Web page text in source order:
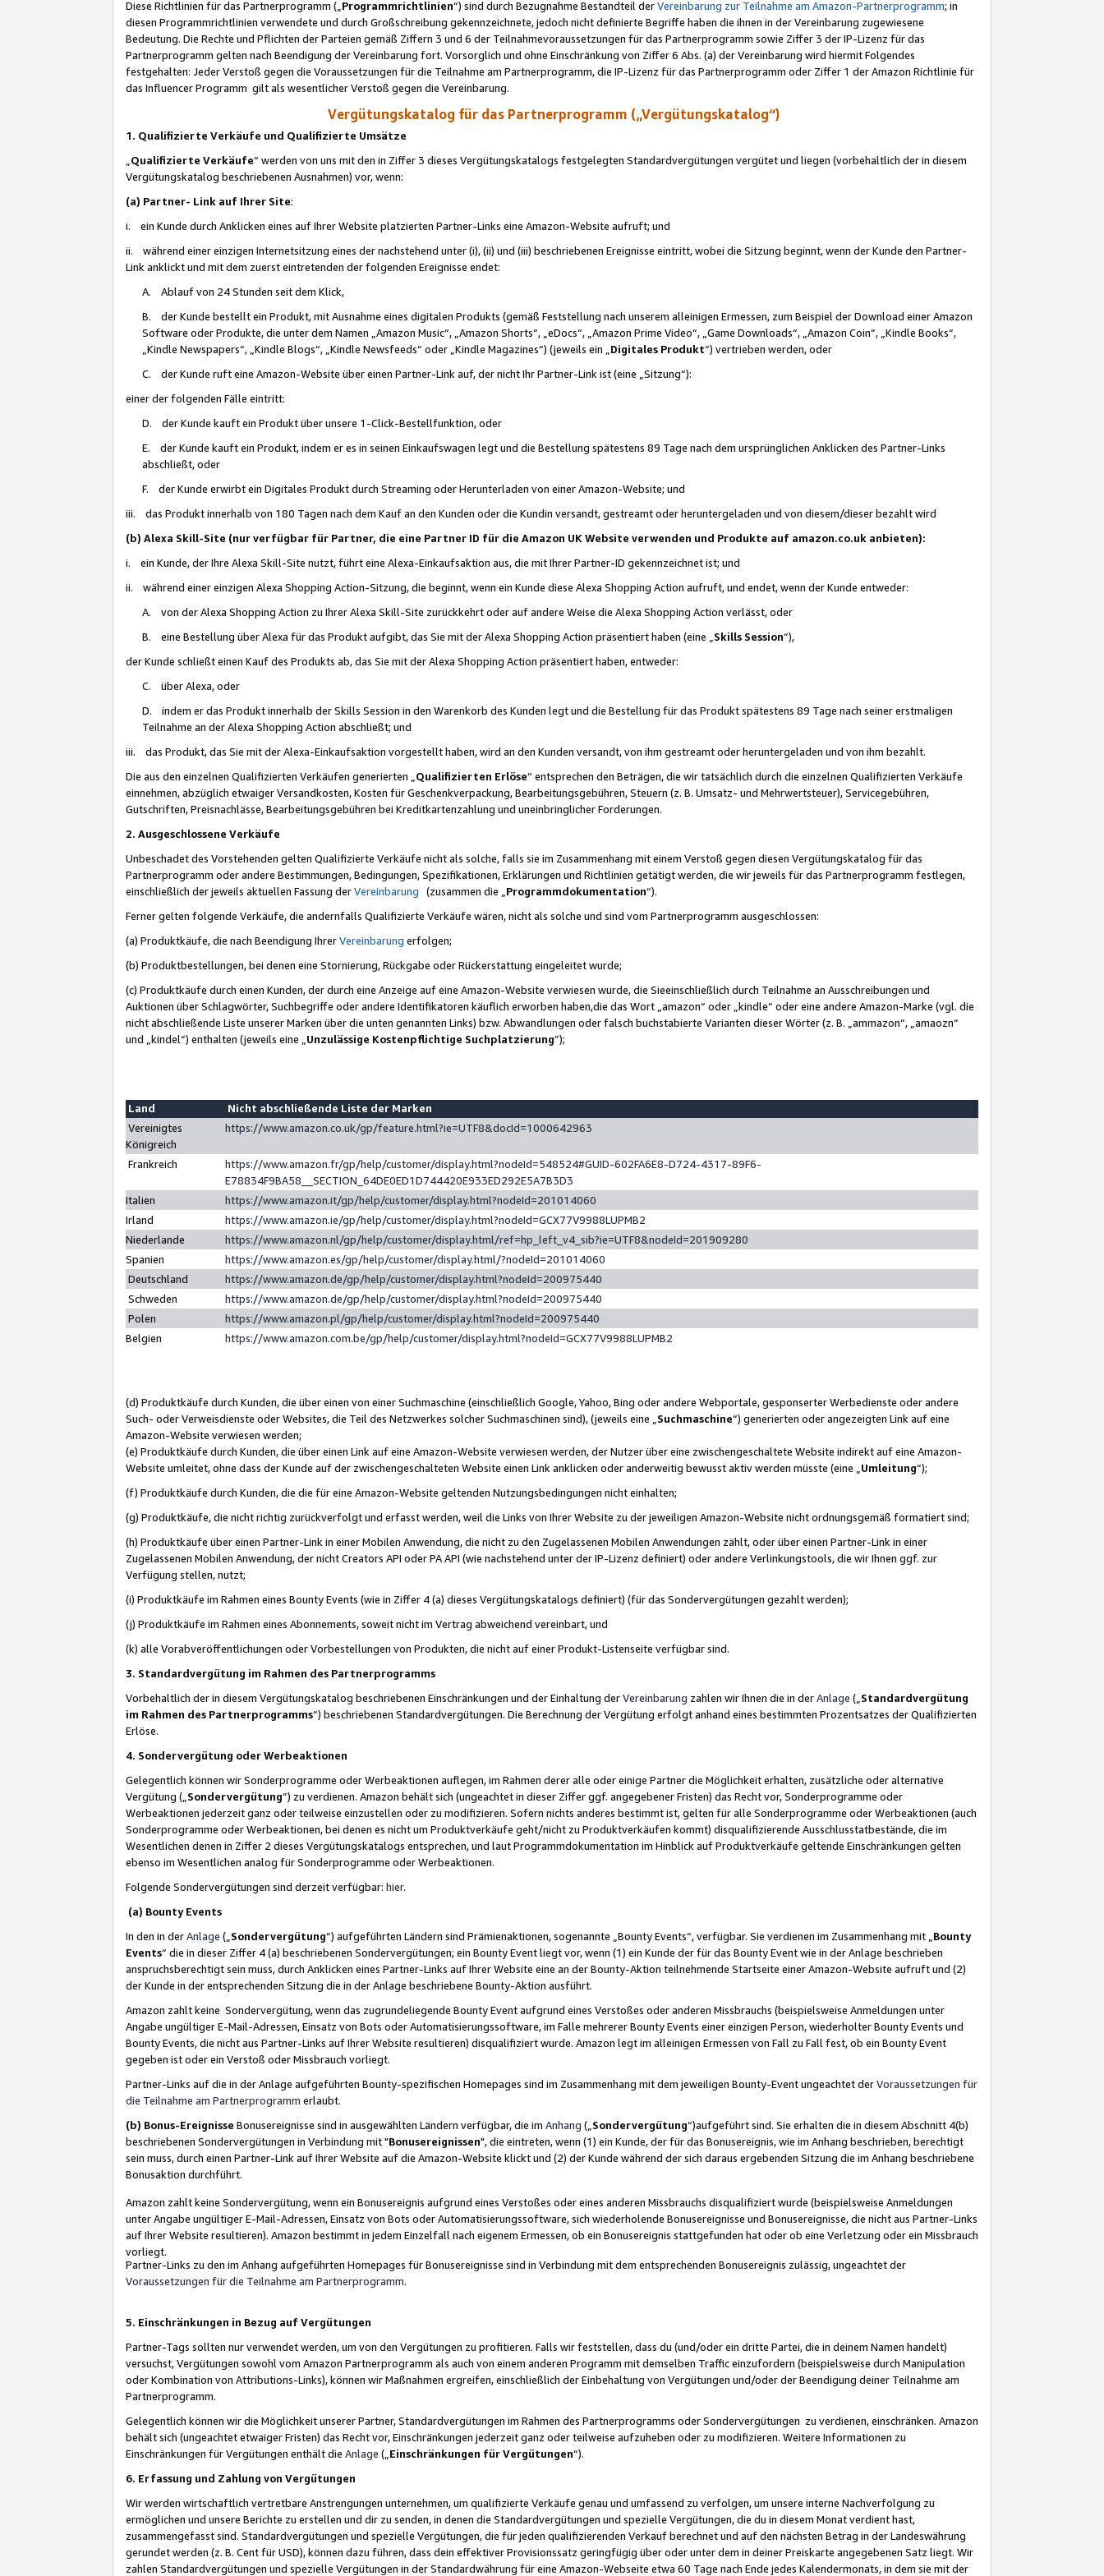
Diese Richtlinien für das Partnerprogramm („Programmrichtlinien“) sind durch Bezugnahme Bestandteil derVereinbarung zur Teilnahme am Amazon-Partnerprogramm; in
diesen Programmrichtlinien verwendete und durch Großschreibung gekennzeichnete, jedoch nicht definierte Begriffe haben die ihnen in der Vereinbarung zugewiesene
Bedeutung. Die Rechte und Pflichten der Parteien gemäß Ziffern 3 und 6 der Teilnahmevoraussetzungen für das Partnerprogramm sowie Ziffer 3 der IP-Lizenz für das
Partnerprogramm gelten nach Beendigung der Vereinbarung fort. Vorsorglich und ohne Einschränkung von Ziffer 6 Abs. (a) der Vereinbarung wird hiermit Folgendes
festgehalten: Jeder Verstoß gegen die Voraussetzungen für die Teilnahme am Partnerprogramm, die IP-Lizenz für das Partnerprogramm oder Ziffer 1 der Amazon Richtlinie für
das Influencer Programm gilt als wesentlicher Verstoß gegen die Vereinbarung.
Vergütungskatalog für das Partnerprogramm („Vergütungskatalog“)
1. Qualifizierte Verkäufe und Qualifizierte Umsätze
Qualifizierte Verkäufe“ werden von uns mit den in Ziffer 3 dieses Vergütungskatalogs festgelegten Standardvergütungen vergütet und liegen (vorbehaltlich der in diesem
Vergütungskatalog beschriebenen Ausnahmen) vor, wenn:
(a) Partner- Link auf Ihrer Site:
i. ein Kunde durch Anklicken eines auf Ihrer Website platzierten Partner-Links eine Amazon-Website aufruft; und
ii. während einer einzigen Internetsitzung eines der nachstehend unter (i), (ii) und (iii) beschriebenen Ereignisse eintritt, wobei die Sitzung beginnt, wenn der Kunde den Partner-
Link anklickt und mit dem zuerst eintretenden der folgenden Ereignisse endet:
A. Ablauf von 24 Stunden seit dem Klick,
B. der Kunde bestellt ein Produkt, mit Ausnahme eines digitalen Produkts (gemäß Feststellung nach unserem alleinigen Ermessen, zum Beispiel der Download einer Amazon
Software oder Produkte, die unter dem Namen „Amazon Music“, „Amazon Shorts“, „eDocs“, „Amazon Prime Video“, „Game Downloads“, „Amazon Coin“, „Kindle Books“,
„Kindle Newspapers“, „Kindle Blogs“, „Kindle Newsfeeds“ oder „Kindle Magazines“) (jeweils ein „ Digitales Produkt“) vertrieben werden, oder
C. der Kunde ruft eine Amazon-Website über einen Partner-Link auf, der nicht Ihr Partner-Link ist (eine „Sitzung“):
einer der folgenden Fälle eintritt:
D. der Kunde kauft ein Produkt über unsere 1-Click-Bestellfunktion, oder
E. der Kunde kauft ein Produkt, indem er es in seinen Einkaufswagen legt und die Bestellung spätestens 89 Tage nach dem ursprünglichen Anklicken des Partner-Links
abschließt, oder
F. der Kunde erwirbt ein Digitales Produkt durch Streaming oder Herunterladen von einer Amazon-Website; und
iii. das Produkt innerhalb von 180 Tagen nach dem Kauf an den Kunden oder die Kundin versandt, gestreamt oder heruntergeladen und von diesem/dieser bezahlt wird
(b) Alexa Skill-Site (nur verfügbar für Partner, die eine Partner ID für die Amazon UK Website verwenden und Produkte auf amazon.co.uk anbieten):
i. ein Kunde, der Ihre Alexa Skill-Site nutzt, führt eine Alexa-Einkaufsaktion aus, die mit Ihrer Partner-ID gekennzeichnet ist; und
ii. während einer einzigen Alexa Shopping Action-Sitzung, die beginnt, wenn ein Kunde diese Alexa Shopping Action aufruft, und endet, wenn der Kunde entweder:
A. von der Alexa Shopping Action zu Ihrer Alexa Skill-Site zurückkehrt oder auf andere Weise die Alexa Shopping Action verlässt, oder
B. eine Bestellung über Alexa für das Produkt aufgibt, das Sie mit der Alexa Shopping Action präsentiert haben (eine „ Skills Session“),
der Kunde schließt einen Kauf des Produkts ab, das Sie mit der Alexa Shopping Action präsentiert haben, entweder:
C. über Alexa, oder
D. indem er das Produkt innerhalb der Skills Session in den Warenkorb des Kunden legt und die Bestellung für das Produkt spätestens 89 Tage nach seiner erstmaligen
Teilnahme an der Alexa Shopping Action abschließt; und
iii. das Produkt, das Sie mit der Alexa-Einkaufsaktion vorgestellt haben, wird an den Kunden versandt, von ihm gestreamt oder heruntergeladen und von ihm bezahlt.
Die aus den einzelnen Qualifizierten Verkäufen generierten „ Qualifizierten Erlöse“ entsprechen den Beträgen, die wir tatsächlich durch die einzelnen Qualifizierten Verkäufe
einnehmen, abzüglich etwaiger Versandkosten, Kosten für Geschenkverpackung, Bearbeitungsgebühren, Steuern (z. B. Umsatz- und Mehrwertsteuer), Servicegebühren,
Gutschriften, Preisnachlässe, Bearbeitungsgebühren bei Kreditkartenzahlung und uneinbringlicher Forderungen.
2. Ausgeschlossene Verkäufe
Unbeschadet des Vorstehenden gelten Qualifizierte Verkäufe nicht als solche, falls sie im Zusammenhang mit einem Verstoß gegen diesen Vergütungskatalog für das
Partnerprogramm oder andere Bestimmungen, Bedingungen, Spezifikationen, Erklärungen und Richtlinien getätigt werden, die wir jeweils für das Partnerprogramm festlegen,
einschließlich der jeweils aktuellen Fassung derVereinbarung (zusammen die „ Programmdokumentation“).
Ferner gelten folgende Verkäufe, die andernfalls Qualifizierte Verkäufe wären, nicht als solche und sind vom Partnerprogramm ausgeschlossen:
(a) Produktkäufe, die nach Beendigung IhrerVereinbarung erfolgen;
(b) Produktbestellungen, bei denen eine Stornierung, Rückgabe oder Rückerstattung eingeleitet wurde;
(c) Produktkäufe durch einen Kunden, der durch eine Anzeige auf eine Amazon-Website verwiesen wurde, die Sieeinschließlich durch Teilnahme an Ausschreibungen und
Auktionen über Schlagwörter, Suchbegriffe oder andere Identifikatoren käuflich erworben haben,die das Wort „amazon“ oder „kindle“ oder eine andere Amazon-Marke (vgl. die
nicht abschließende Liste unserer Marken über die unten genannten Links) bzw. Abwandlungen oder falsch buchstabierte Varianten dieser Wörter (z. B. „ammazon“, „amaozn“
und „kindel“) enthalten (jeweils eine „ Unzulässige Kostenpflichtige Suchplatzierung”);
Land
Nicht abschließende Liste der Marken
Vereinigtes
Königreich
https://www.amazon.co.uk/gp/feature.html?ie=UTF8&docId=1000642963
Frankreich
https://www.amazon.fr/gp/help/customer/display.html?nodeId=548524#GUID-602FA6E8-D724-4317-89F6-
E78834F9BA58__SECTION_64DE0ED1D744420E933ED292E5A7B3D3
Italien
https://www.amazon.it/gp/help/customer/display.html?nodeId=201014060
Irland
https://www.amazon.ie/gp/help/customer/display.html?nodeId=GCX77V9988LUPMB2
Niederlande
https://www.amazon.nl/gp/help/customer/display.html/ref=hp_left_v4_sib?ie=UTF8&nodeId=201909280
Spanien
https://www.amazon.es/gp/help/customer/display.html/?nodeId=201014060
Deutschland
https://www.amazon.de/gp/help/customer/display.html?nodeId=200975440
Schweden
https://www.amazon.de/gp/help/customer/display.html?nodeId=200975440
Polen
https://www.amazon.pl/gp/help/customer/display.html?nodeId=200975440
Belgien
https://www.amazon.com.be/gp/help/customer/display.html?nodeId=GCX77V9988LUPMB2
(d) Produktkäufe durch Kunden, die über einen von einer Suchmaschine (einschließlich Google, Yahoo, Bing oder andere Webportale, gesponserter Werbedienste oder andere
Such- oder Verweisdienste oder Websites, die Teil des Netzwerkes solcher Suchmaschinen sind), (jeweils eine „ Suchmaschine“) generierten oder angezeigten Link auf eine
Amazon-Website verwiesen werden;
(e) Produktkäufe durch Kunden, die über einen Link auf eine Amazon-Website verwiesen werden, der Nutzer über eine zwischengeschaltete Website indirekt auf eine Amazon-
Website umleitet, ohne dass der Kunde auf der zwischengeschalteten Website einen Link anklicken oder anderweitig bewusst aktiv werden müsste (eine „ Umleitung“);
(f) Produktkäufe durch Kunden, die die für eine Amazon-Website geltenden Nutzungsbedingungen nicht einhalten;
(g) Produktkäufe, die nicht richtig zurückverfolgt und erfasst werden, weil die Links von Ihrer Website zu der jeweiligen Amazon-Website nicht ordnungsgemäß formatiert sind;
(h) Produktkäufe über einen Partner-Link in einer Mobilen Anwendung, die nicht zu den Zugelassenen Mobilen Anwendungen zählt, oder über einen Partner-Link in einer
Zugelassenen Mobilen Anwendung, der nicht Creators API oder PA API (wie nachstehend unter der IP-Lizenz definiert) oder andere Verlinkungstools, die wir Ihnen ggf. zur
Verfügung stellen, nutzt;
(i) Produktkäufe im Rahmen eines Bounty Events (wie in Ziffer 4 (a) dieses Vergütungskatalogs definiert) (für das Sondervergütungen gezahlt werden);
(j) Produktkäufe im Rahmen eines Abonnements, soweit nicht im Vertrag abweichend vereinbart, und
(k) alle Vorabveröffentlichungen oder Vorbestellungen von Produkten, die nicht auf einer Produkt-Listenseite verfügbar sind.
3. Standardvergütung im Rahmen des Partnerprogramms
Vorbehaltlich der in diesem Vergütungskatalog beschriebenen Einschränkungen und der Einhaltung derVereinbarung zahlen wir Ihnen die in derAnlage („ Standardvergütung
im Rahmen des Partnerprogramms“) beschriebenen Standardvergütungen. Die Berechnung der Vergütung erfolgt anhand eines bestimmten Prozentsatzes der Qualifizierten
Erlöse.
4. Sondervergütung oder Werbeaktionen
Gelegentlich können wir Sonderprogramme oder Werbeaktionen auflegen, im Rahmen derer alle oder einige Partner die Möglichkeit erhalten, zusätzliche oder alternative
Vergütung („ Sondervergütung”) zu verdienen. Amazon behält sich (ungeachtet in dieser Ziffer ggf. angegebener Fristen) das Recht vor, Sonderprogramme oder
Werbeaktionen jederzeit ganz oder teilweise einzustellen oder zu modifizieren. Sofern nichts anderes bestimmt ist, gelten für alle Sonderprogramme oder Werbeaktionen (auch
Sonderprogramme oder Werbeaktionen, bei denen es nicht um Produktverkäufe geht/nicht zu Produktverkäufen kommt) disqualifizierende Ausschlusstatbestände, die im
Wesentlichen denen in Ziffer 2 dieses Vergütungskatalogs entsprechen, und laut Programmdokumentation im Hinblick auf Produktverkäufe geltende Einschränkungen gelten
ebenso im Wesentlichen analog für Sonderprogramme oder Werbeaktionen.
Folgende Sondervergütungen sind derzeit verfügbar: hier.
(a) Bounty Events
In den in derAnlage („ Sondervergütung“) aufgeführten Ländern sind Prämienaktionen, sogenannte „Bounty Events“, verfügbar. Sie verdienen im Zusammenhang mit „ Bounty
Events“ die in dieser Ziffer 4 (a) beschriebenen Sondervergütungen; ein Bounty Event liegt vor, wenn (1) ein Kunde der für das Bounty Event wie in der Anlage beschrieben
anspruchsberechtigt sein muss, durch Anklicken eines Partner-Links auf Ihrer Website eine an der Bounty-Aktion teilnehmende Startseite einer Amazon-Website aufruft und (2)
der Kunde in der entsprechenden Sitzung die in der Anlage beschriebene Bounty-Aktion ausführt.
Amazon zahlt keine Sondervergütung, wenn das zugrundeliegende Bounty Event aufgrund eines Verstoßes oder anderen Missbrauchs (beispielsweise Anmeldungen unter
Angabe ungültiger E-Mail-Adressen, Einsatz von Bots oder Automatisierungssoftware, im Falle mehrerer Bounty Events einer einzigen Person, wiederholter Bounty Events und
Bounty Events, die nicht aus Partner-Links auf Ihrer Website resultieren) disqualifiziert wurde. Amazon legt im alleinigen Ermessen von Fall zu Fall fest, ob ein Bounty Event
gegeben ist oder ein Verstoß oder Missbrauch vorliegt.
Partner-Links auf die in der Anlage aufgeführten Bounty-spezifischen Homepages sind im Zusammenhang mit dem jeweiligen Bounty-Event ungeachtet derVoraussetzungen für
die Teilnahme am Partnerprogramm erlaubt.
(b) Bonus-Ereignisse Bonusereignisse sind in ausgewählten Ländern verfügbar, die im Anhang („ Sondervergütung“)aufgeführt sind. Sie erhalten die in diesem Abschnitt 4(b)
beschriebenen Sondervergütungen in Verbindung mit "Bonusereignissen", die eintreten, wenn (1) ein Kunde, der für das Bonusereignis, wie im Anhang beschrieben, berechtigt
sein muss, durch einen Partner-Link auf Ihrer Website auf die Amazon-Website klickt und (2) der Kunde während der sich daraus ergebenden Sitzung die im Anhang beschriebene
Bonusaktion durchführt.
Amazon zahlt keine Sondervergütung, wenn ein Bonusereignis aufgrund eines Verstoßes oder eines anderen Missbrauchs disqualifiziert wurde (beispielsweise Anmeldungen
unter Angabe ungültiger E-Mail-Adressen, Einsatz von Bots oder Automatisierungssoftware, sich wiederholende Bonusereignisse und Bonusereignisse, die nicht aus Partner-Links
auf Ihrer Website resultieren). Amazon bestimmt in jedem Einzelfall nach eigenem Ermessen, ob ein Bonusereignis stattgefunden hat oder ob eine Verletzung oder ein Missbrauch
vorliegt.
Partner-Links zu den im Anhang aufgeführten Homepages für Bonusereignisse sind in Verbindung mit dem entsprechenden Bonusereignis zulässig, ungeachtet der
Voraussetzungen für die Teilnahme am Partnerprogramm.
5. Einschränkungen in Bezug auf Vergütungen
Partner-Tags sollten nur verwendet werden, um von den Vergütungen zu profitieren. Falls wir feststellen, dass du (und/oder ein dritte Partei, die in deinem Namen handelt)
versuchst, Vergütungen sowohl vom Amazon Partnerprogramm als auch von einem anderen Programm mit demselben Traffic einzufordern (beispielsweise durch Manipulation
oder Kombination von Attributions-Links), können wir Maßnahmen ergreifen, einschließlich der Einbehaltung von Vergütungen und/oder der Beendigung deiner Teilnahme am
Partnerprogramm.
Gelegentlich können wir die Möglichkeit unserer Partner, Standardvergütungen im Rahmen des Partnerprogramms oder Sondervergütungen zu verdienen, einschränken. Amazon
behält sich (ungeachtet etwaiger Fristen) das Recht vor, Einschränkungen jederzeit ganz oder teilweise aufzuheben oder zu modifizieren. Weitere Informationen zu
Einschränkungen für Vergütungen enthält die Anlage („ Einschränkungen für Vergütungen“).
6. Erfassung und Zahlung von Vergütungen
Wir werden wirtschaftlich vertretbare Anstrengungen unternehmen, um qualifizierte Verkäufe genau und umfassend zu verfolgen, um unsere interne Nachverfolgung zu
ermöglichen und unsere Berichte zu erstellen und dir zu senden, in denen die Standardvergütungen und spezielle Vergütungen, die du in diesem Monat verdient hast,
zusammengefasst sind. Standardvergütungen und spezielle Vergütungen, die für jeden qualifizierenden Verkauf berechnet und auf den nächsten Betrag in der Landeswährung
gerundet werden (z. B. Cent für USD), können dazu führen, dass dein effektiver Provisionssatz geringfügig über oder unter dem in deiner Preiskarte angegebenen Satz liegt. Wir
zahlen Standardvergütungen und spezielle Vergütungen in der Standardwährung für eine Amazon-Webseite etwa 60 Tage nach Ende jedes Kalendermonats, in dem sie mit der